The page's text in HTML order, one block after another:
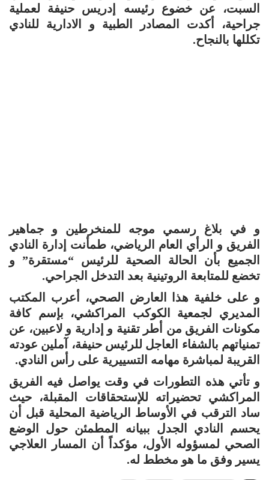
السبت، عن خضوع رئيسه إدريس حنيفة لعملية
جراحية، أكدت المصادر الطبية و الادارية للنادي
تكللها بالنجاح.
و في بلاغ رسمي موجه للمنخرطين و جماهير
الفريق و الرأي العام الرياضي، طمأنت إدارة النادي
الجميع بأن الحالة الصحية للرئيس “مستقرة” و
تخضع للمتابعة الروتينية بعد التدخل الجراحي.
و على خلفية هذا العارض الصحي، أعرب المكتب
المديري لجمعية الكوكب المراكشي، بإسم كافة
مكونات الفريق من أطر تقنية و إدارية و لاعبين، عن
تمنياتهم بالشفاء العاجل للرئيس حنيفة، آملين عودته
القريبة لمباشرة مهامه التسييرية على رأس النادي.
و تأتي هذه التطورات في وقت يواصل فيه الفريق
المراكشي تحضيراته للإستحقاقات المقبلة، حيث
ساد الترقب في الأوساط الرياضية المحلية قبل أن
يحسم النادي الجدل ببيانه المطمئن حول الوضع
الصحي لمسؤوله الأول، مؤكداً أن المسار العلاجي
يسير وفق ما هو مخطط له.